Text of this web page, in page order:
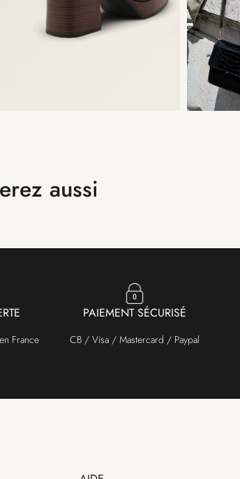
aussi
France
PAIEMENT SÉCURISÉ
CB / Visa / Mastercard / Paypal